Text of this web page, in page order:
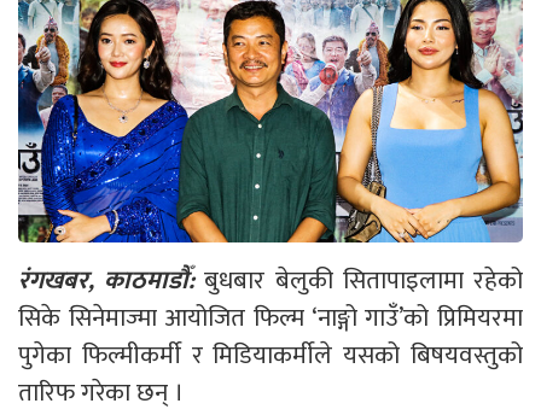
रंगखबर, काठमाडौँ:बुधबार बेलुकी सितापाइलामा रहेको
सिके सिनेमाज्मा आयोजित फिल्म ‘नाङ्गो गाउँ’को प्रिमियरमा
पुगेका फिल्मीकर्मी र मिडियाकर्मीले यसको बिषयवस्तुको
तारिफ गरेका छन् ।